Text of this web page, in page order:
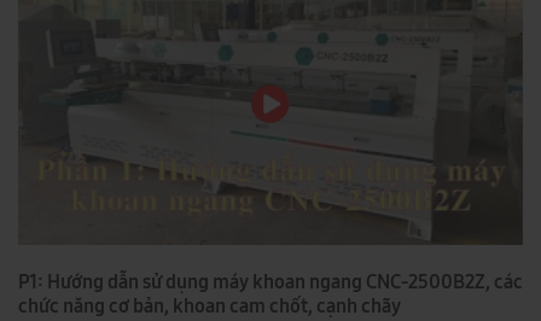
P1: Hướng dẫn sử dụng máy khoan ngang CNC-2500B2Z, các
chức năng cơ bản, khoan cam chốt, cạnh chãy